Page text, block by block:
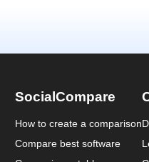
SocialCompare
How to create a comparison
Compare best software